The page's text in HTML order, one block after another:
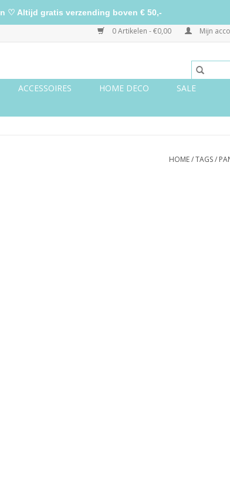
0 Artikelen - €0,00 Mijn
ACCESSOIRES HOME DECO
SALE
HOME/TAGS/
♡ Altijd gratis verzending boven € 50,-